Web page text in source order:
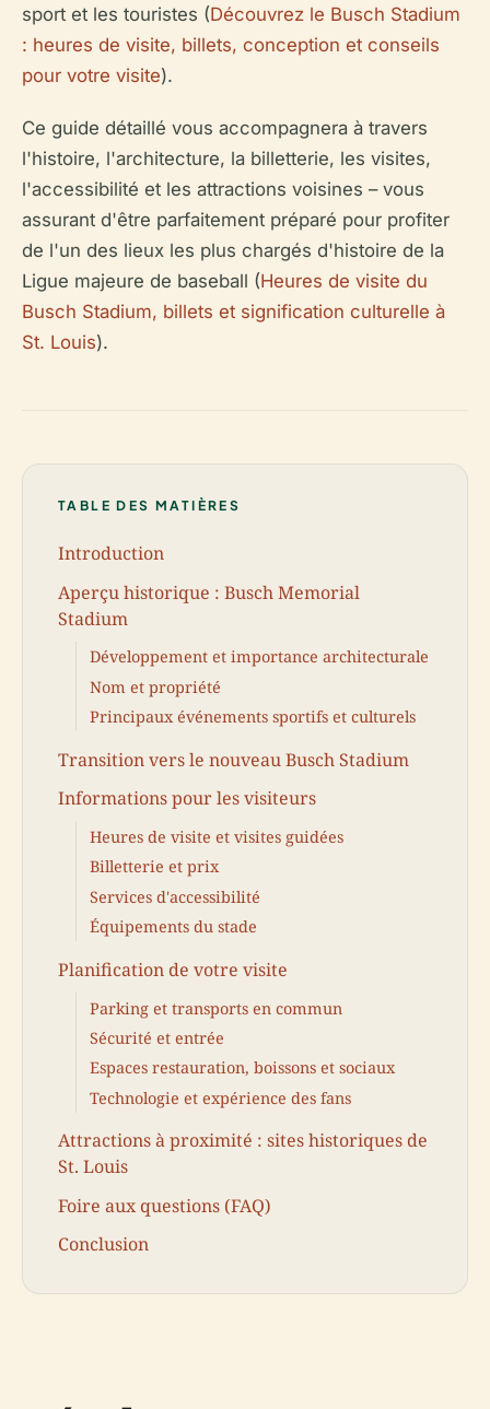
sport et les touristes (Découvrez le Busch Stadium
: heures de visite, billets, conception et conseils
pour votre visite).
Ce guide détaillé vous accompagnera à travers
l'histoire, l'architecture, la billetterie, les visites,
l'accessibilité et les attractions voisines – vous
assurant d'être parfaitement préparé pour profiter
de l'un des lieux les plus chargés d'histoire de la
Ligue majeure de baseball (Heures de visite du
Busch Stadium, billets et signification culturelle à
St. Louis).
TABLE DES MATIÈRES
Introduction
Aperçu historique : Busch Memorial
Stadium
Développement et importance architecturale
Nom et propriété
Principaux événements sportifs et culturels
Transition vers le nouveau Busch Stadium
Informations pour les visiteurs
Heures de visite et visites guidées
Billetterie et prix
Services d'accessibilité
Équipements du stade
Planification de votre visite
Parking et transports en commun
Sécurité et entrée
Espaces restauration, boissons et sociaux
Technologie et expérience des fans
Attractions à proximité : sites historiques de
St. Louis
Foire aux questions (FAQ)
Conclusion